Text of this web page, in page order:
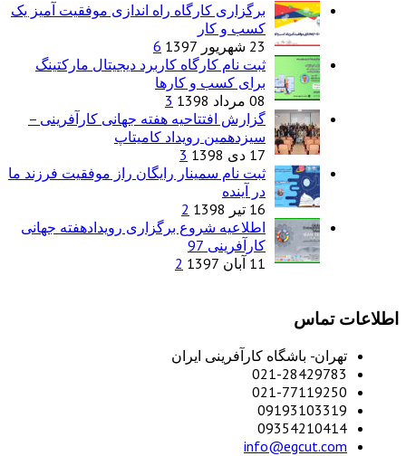
برگزاری کارگاه راه اندازی موفقیت آمیز یک
کسب و کار
23 شهریور 1397
6
ثبت نام کارگاه کاربرد دیجیتال مارکتینگ
برای کسب و کارها
08 مرداد 1398
3
گزارش افتتاحیه هفته جهانی کارآفرینی –
سیزدهمین رویداد کامیتاپ
17 دی 1398
3
ثبت نام سمینار رایگان راز موفقیت فرزند ما
در آینده
16 تیر 1398
2
اطلاعیه شروع برگزاری رویدادهفته جهانی
کارآفرینی 97
11 آبان 1397
2
اطلاعات تماس
تهران- باشگاه کارآفرینی ایران
021-28429783
021-77119250
09193103319
09354210414
info@egcut.com